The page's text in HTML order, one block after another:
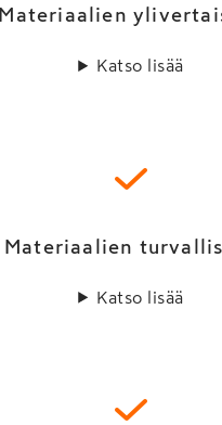
Materiaalien
Katso lisää
Materiaalien
Katso lisää